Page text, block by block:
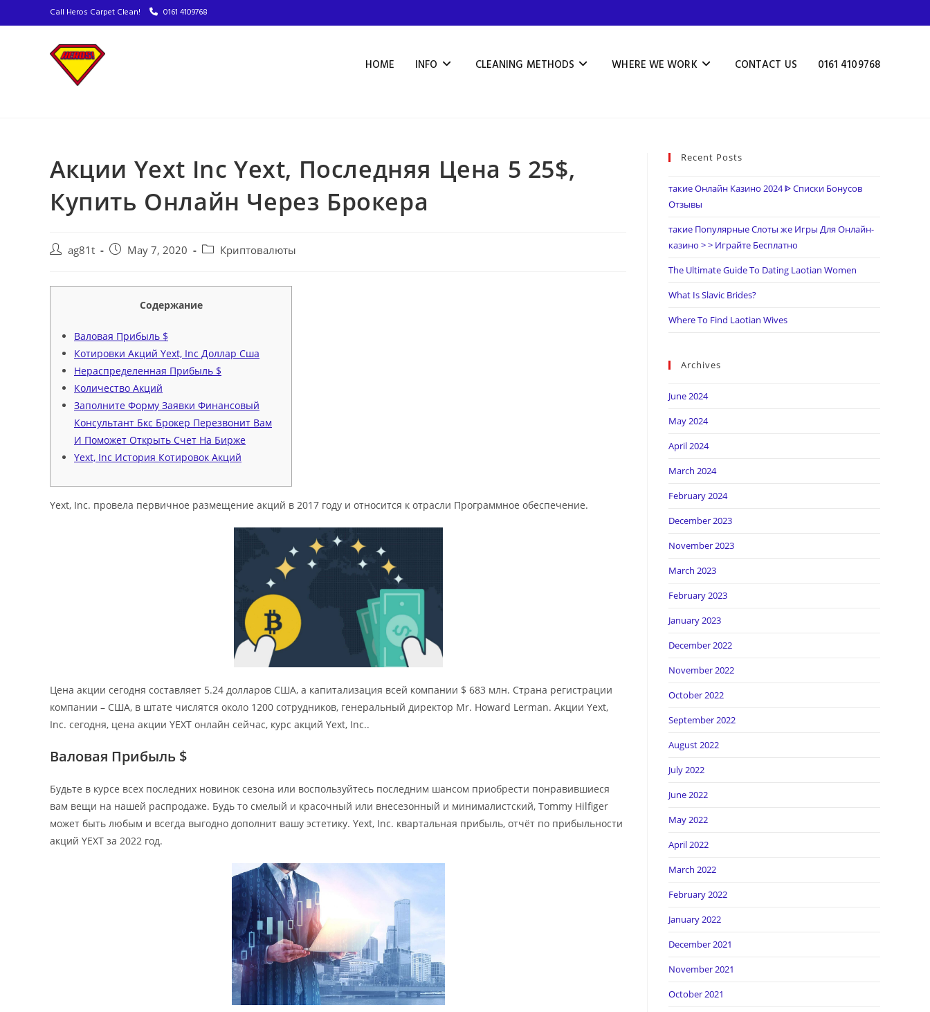
Call Heros Carpet Clean! 0161 4109768
HOME INFO CLEANING METHODS WHERE WE WORK CONTACT US 0161 4109768
Акции Yext Inc Yext, Последняя Цена 5 25$,
Купить Онлайн Через Брокера
ag81t May 7, 2020 Криптовалюты
Содержание
Валовая Прибыль $
Котировки Акций Yext, Inc Доллар Сша
Нераспределенная Прибыль $
Количество Акций
Заполните Форму Заявки Финансовый
Консультант Бкс Брокер Перезвонит Вам
И Поможет Открыть Счет На Бирже
Yext, Inc История Котировок Акций
Yext, Inc. провела первичное размещение акций в 2017 году и относится к отрасли Программное обеспечение.
Цена акции сегодня составляет 5.24 долларов США, а капитализация всей компании $ 683 млн. Страна регистрации
компании – США, в штате числятся около 1200 сотрудников, генеральный директор Mr. Howard Lerman. Акции Yext,
Inc. сегодня, цена акции YEXT онлайн сейчас, курс акций Yext, Inc..
Валовая Прибыль $
Будьте в курсе всех последних новинок сезона или воспользуйтесь последним шансом приобрести понравившиеся
вам вещи на нашей распродаже. Будь то смелый и красочный или внесезонный и минималистский, Tommy Hilfiger
может быть любым и всегда выгодно дополнит вашу эстетику. Yext, Inc. квартальная прибыль, отчёт по прибыльности
акций YEXT за 2022 год.
Recent Posts
такие Онлайн Казино 2024 ᐈ Списки Бонусов
Отзывы
такие Популярные Слоты же Игры Для Онлайн-
казино > > Играйте Бесплатно
The Ultimate Guide To Dating Laotian Women
What Is Slavic Brides?
Where To Find Laotian Wives
Archives
June 2024
May 2024
April 2024
March 2024
February 2024
December 2023
November 2023
March 2023
February 2023
January 2023
December 2022
November 2022
October 2022
September 2022
August 2022
July 2022
June 2022
May 2022
April 2022
March 2022
February 2022
January 2022
December 2021
November 2021
October 2021